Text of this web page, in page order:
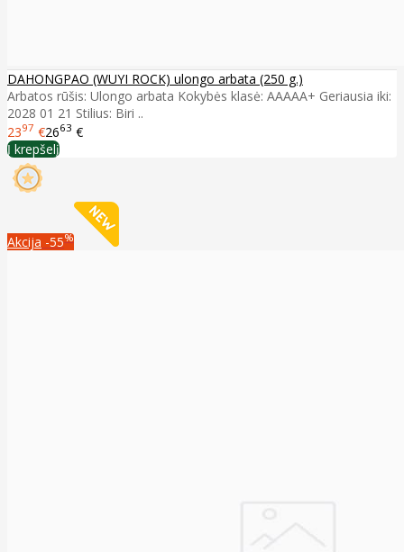
DAHONGPAO (WUYI ROCK) ulongo arbata (250 g.)
Arbatos rūšis: Ulongo arbata Kokybės klasė: AAAAA+ Geriausia iki:
2028 01 21 Stilius: Biri ..
2397 €2663 €
Į krepšelį
Akcija -55%